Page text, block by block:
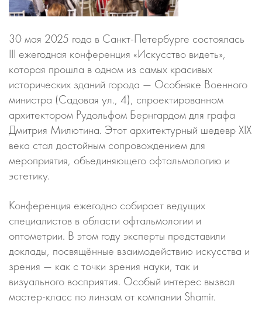
30 мая 2025 года в Санкт-Петербурге состоялась
III ежегодная конференция «Искусство видеть»,
которая прошла в одном из самых красивых
исторических зданий города — Особняке Военного
министра (Садовая ул., 4), спроектированном
архитектором Рудольфом Бернгардом для графа
Дмитрия Милютина. Этот архитектурный шедевр XIX
века стал достойным сопровождением для
мероприятия, объединяющего офтальмологию и
эстетику.
Конференция ежегодно собирает ведущих
специалистов в области офтальмологии и
оптометрии. В этом году эксперты представили
доклады, посвящённые взаимодействию искусства и
зрения — как с точки зрения науки, так и
визуального восприятия. Особый интерес вызвал
мастер-класс по линзам от компании Shamir.